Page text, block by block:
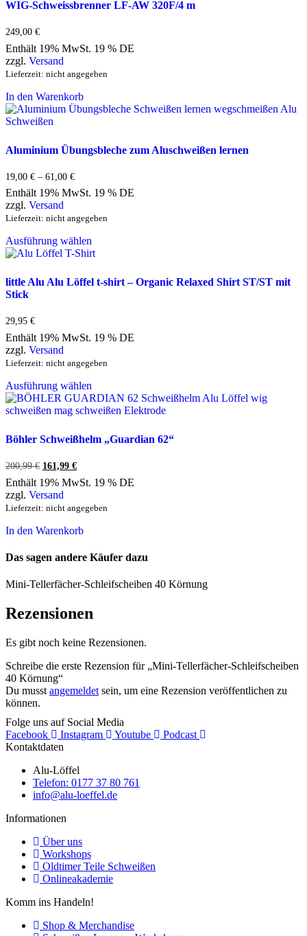
WIG-Schweissbrenner LF-AW 320F/4 m
249,00 €
Enthält 19% MwSt. 19 % DE
zzgl. Versand
Lieferzeit: nicht angegeben
In den Warenkorb
Aluminium Übungsbleche zum Aluschweißen lernen
19,00 € – 61,00 €
19,00 €
bis
Enthält 19% MwSt. 19 % DE
zzgl. Versand
Lieferzeit: nicht angegeben
Ausführung wählen
weist
Varianten
auf
Produktseite
little Alu Alu Löffel t-shirt – Organic Relaxed Shirt ST/ST mit
Stick
29,95 €
Enthält 19% MwSt. 19 % DE
zzgl. Versand
Lieferzeit: nicht angegeben
Ausführung wählen
weist
mehrere
auf.
auf
Produktseite
Böhler Schweißhelm „Guardian 62“
200,99€ Ursprünglicher
Preis
war:
200,99 €
161,99 €
Preis
ist:
Enthält 19% MwSt. 19 % DE
zzgl. Versand
Lieferzeit: nicht angegeben
In den Warenkorb
Das sagen andere Käufer dazu
Mini-Tellerfächer-Schleifscheiben 40 Körnung
Rezensionen
Es gibt noch keine Rezensionen.
Schreibe die erste Rezension für „Mini-Tellerfächer-Schleifscheiben
40 Körnung“
Du musst angemeldet sein, um eine Rezension veröffentlichen zu
können.
Folge uns auf Social Media
Facebook
Instagram Youtube
Podcast
Kontaktdaten
Alu-Löffel
Telefon: 0177 37 80 761
info@alu-loeffel.de
Informationen
Über uns
Workshops
Oldtimer Teile Schweißen
Onlineakademie
Komm ins Handeln!
Shop & Merchandise